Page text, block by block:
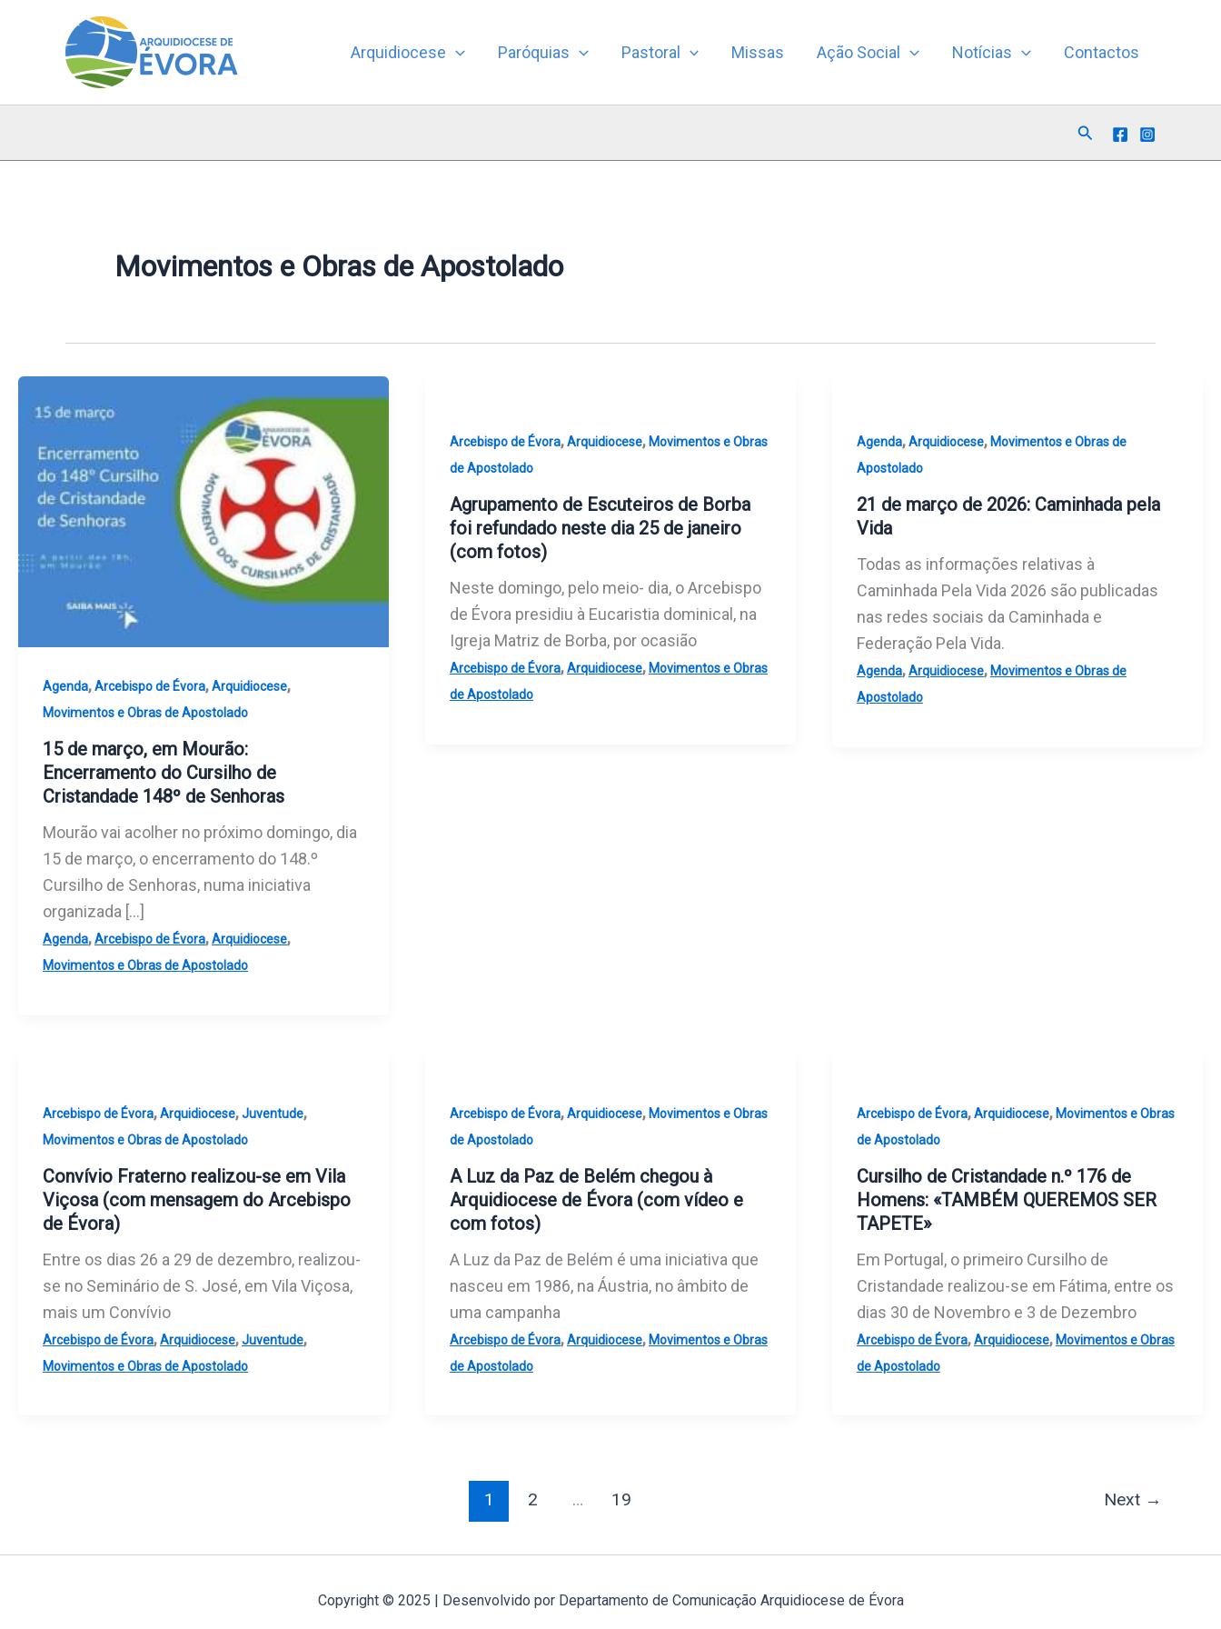
Arquidiocese Paróquias Pastoral Missas Ação Social Notícias Contactos
Search
Movimentos e Obras de Apostolado
Agenda,Arcebispo de Évora,Arquidiocese,
Movimentos e Obras de Apostolado
15 de março, em Mourão:
Encerramento do Cursilho de
Cristandade 148º de Senhoras
Mourão vai acolher no próximo domingo, dia
15 de março, o encerramento do 148.º
Cursilho de Senhoras, numa iniciativa
organizada […]
Agenda,Arcebispo de Évora,Arquidiocese,
Movimentos e Obras de Apostolado
Arcebispo de Évora,Arquidiocese, Movimentos e Obras
de Apostolado
Agrupamento de Escuteiros de Borba
foi refundado neste dia 25 de janeiro
(com fotos)
Neste domingo, pelo meio- dia, o Arcebispo
de Évora presidiu à Eucaristia dominical, na
Igreja Matriz de Borba, por ocasião
Arcebispo de Évora,Arquidiocese, Movimentos e Obras
de Apostolado
Agenda,Arquidiocese, Movimentos e Obras de
Apostolado
21 de março de 2026: Caminhada pela
Vida
Todas as informações relativas à
Caminhada Pela Vida 2026 são publicadas
nas redes sociais da Caminhada e
Federação Pela Vida.
Agenda,Arquidiocese, Movimentos e Obras de
Apostolado
Arcebispo de Évora,Arquidiocese,Juventude,
Movimentos e Obras de Apostolado
Convívio Fraterno realizou-se em Vila
Viçosa (com mensagem do Arcebispo
de Évora)
Entre os dias 26 a 29 de dezembro, realizou-
se no Seminário de S. José, em Vila Viçosa,
mais um Convívio
Arcebispo de Évora,Arquidiocese,Juventude,
Movimentos e Obras de Apostolado
Arcebispo de Évora,Arquidiocese,Movimentos e Obras
de Apostolado
A Luz da Paz de Belém chegou à
Arquidiocese de Évora (com vídeo e
com fotos)
A Luz da Paz de Belém é uma iniciativa que
nasceu em 1986, na Áustria, no âmbito de
uma campanha
Arcebispo de Évora,Arquidiocese, Movimentos e Obras
de Apostolado
Arcebispo de Évora,Arquidiocese,Movimentos e Obras
de Apostolado
Cursilho de Cristandade n.º 176 de
Homens: «TAMBÉM QUEREMOS SER
TAPETE»
Em Portugal, o primeiro Cursilho de
Cristandade realizou-se em Fátima, entre os
dias 30 de Novembro e 3 de Dezembro
Arcebispo de Évora,Arquidiocese, Movimentos e Obras
de Apostolado
1 2 … 19 Next →
Copyright © 2025 | Desenvolvido por Departamento de Comunicação Arquidiocese de Évora